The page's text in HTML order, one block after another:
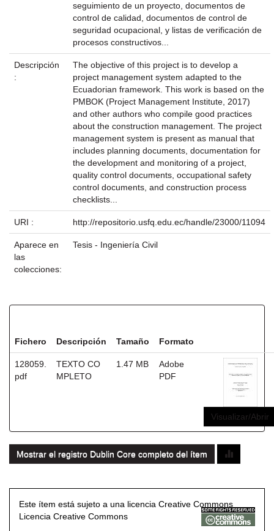
seguimiento de un proyecto, documentos de
control de calidad, documentos de control de
seguridad ocupacional, y listas de verificación de
procesos constructivos...
Descripción
:
The objective of this project is to develop a
project management system adapted to the
Ecuadorian framework. This work is based on the
PMBOK (Project Management Institute, 2017)
and other authors who compile good practices
about the construction management. The project
management system is present as manual that
includes planning documents, documentation for
the development and monitoring of a project,
quality control documents, occupational safety
control documents, and construction process
checklists...
URI : http://repositorio.usfq.edu.ec/handle/23000/11094
Aparece en
las
colecciones:
Tesis - Ingeniería Civil
Fichero Descripción Tamaño Formato
128059.
pdf
TEXTO CO
MPLETO
1.47 MB
Adobe
PDF
Visualizar/Abrir
Mostrar el registro Dublin Core completo del ítem
Este ítem está sujeto a una licencia Creative Commons
Licencia Creative Commons